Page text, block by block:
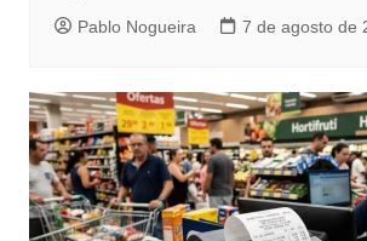
Pablo Nogueira 7 de agosto de